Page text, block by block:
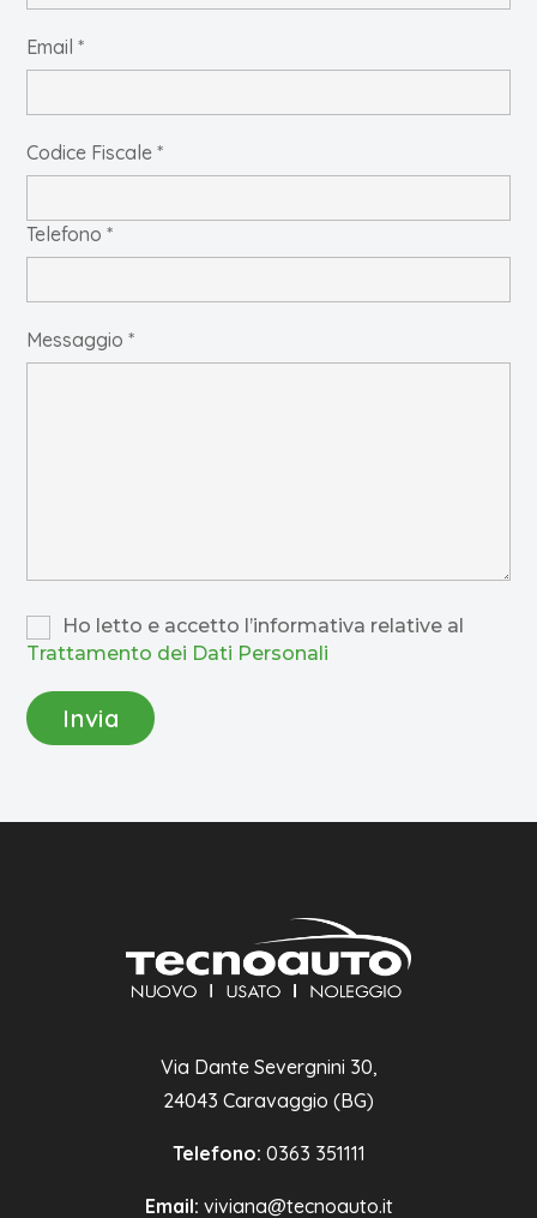
Email *
Codice Fiscale *
Telefono *
Messaggio *
Ho letto e accetto l’informativa relative al
Trattamento dei Dati Personali
Via Dante Severgnini 30,
24043 Caravaggio (BG)
Telefono: 0363 351111
Email: viviana@tecnoauto.it